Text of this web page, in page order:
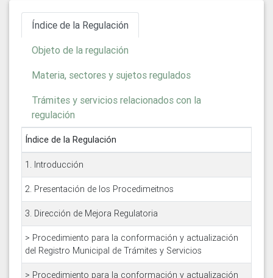
Índice de la Regulación
Objeto de la regulación
Materia, sectores y sujetos regulados
Trámites y servicios relacionados con la
regulación
Índice de la Regulación
1. Introducción
2. Presentación de los Procedimeitnos
3. Dirección de Mejora Regulatoria
> Procedimiento para la conformación y actualización
del Registro Municipal de Trámites y Servicios
> Procedimiento para la conformación y actualización